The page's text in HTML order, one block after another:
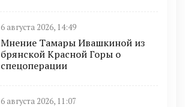
6 августа 2026, 14:49
Мнение Тамары Ивашкиной из
брянской Красной Горы о
спецоперации
6 августа 2026, 11:07